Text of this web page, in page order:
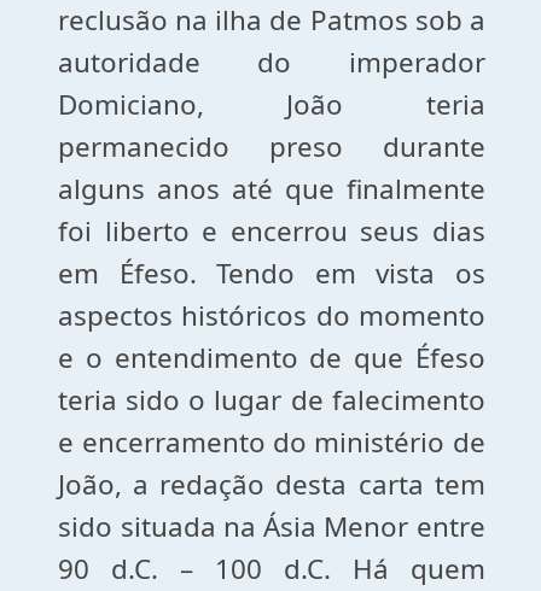
reclusão na ilha de Patmos sob a
autoridade do imperador
Domiciano, João teria
permanecido preso durante
alguns anos até que finalmente
foi liberto e encerrou seus dias
em Éfeso. Tendo em vista os
aspectos históricos do momento
e o entendimento de que Éfeso
teria sido o lugar de falecimento
e encerramento do ministério de
João, a redação desta carta tem
sido situada na Ásia Menor entre
90 d.C. – 100 d.C. Há quem